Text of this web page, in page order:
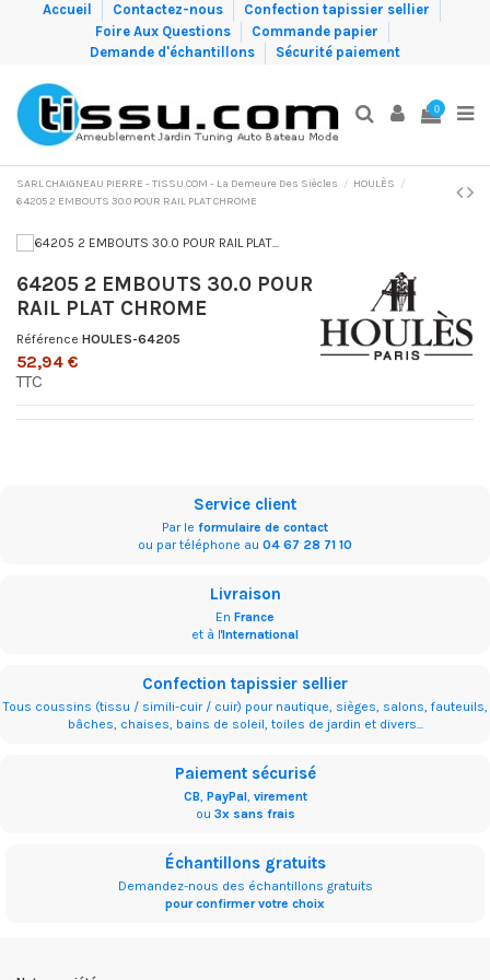
Accueil Contactez-nous
Confection tapissier sellier
Foire Aux Questions
Commande papier
Demande d'échantillons
Sécurité paiement
0
SARL CHAIGNEAU PIERRE - TISSU.COM - La Demeure Des Siècles
HOULÈS
64205 2 EMBOUTS 30.0 POUR RAIL PLAT CHROME
64205 2 EMBOUTS 30.0 POUR
RAIL PLAT CHROME
Référence HOULES-64205
52,94 €
TTC
Service client
Par le formulaire de contact
ou par téléphone au 04 67 28 71 10
Livraison
En France
et à l'International
Confection tapissier sellier
Tous coussins (tissu / simili-cuir / cuir) pour nautique, sièges, salons, fauteuils,
bâches, chaises, bains de soleil, toiles de jardin et divers...
Paiement sécurisé
CB, PayPal, virement
ou 3x sans frais
Échantillons gratuits
Demandez-nous des échantillons gratuits
pour confirmer votre choix